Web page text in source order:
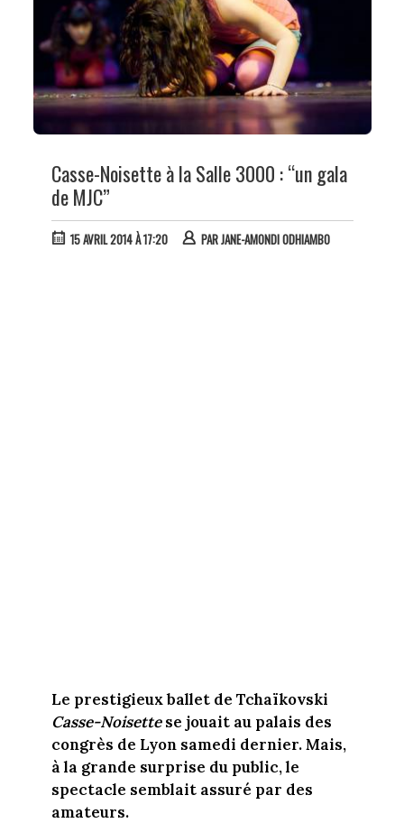
Casse-Noisette à la Salle 3000 : “un gala
de MJC”
15 AVRIL 2014 À 17:20 PARJANE-AMONDI ODHIAMBO
Le prestigieux ballet de Tchaïkovski
Casse-Noisettese jouait au palais des
congrès de Lyon samedi dernier. Mais,
à la grande surprise du public, le
spectacle semblait assuré par des
amateurs.